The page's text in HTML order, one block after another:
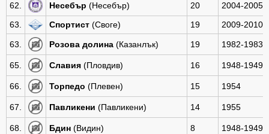
62. Несебър (Несебър) 20
2004-2005
63.
Спортист (Своге) 19 2009-2010
63. Розова долина (Казанлък) 19 1982-1983
65. Славия (Пловдив) 16 1948-1949
66. Торпедо (Плевен) 15 1954
67. Павликени (Павликени) 14 1955
68. Бдин (Видин) 8 1948-1949